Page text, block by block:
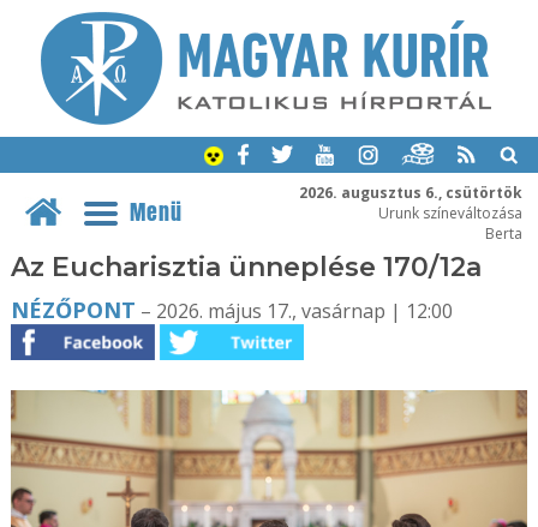
2026. augusztus 6., csütörtök
Urunk színeváltozása
Berta
Menü
Az Eucharisztia ünneplése 170/12a
NÉZŐPONT – 2026. május 17., vasárnap | 12:00